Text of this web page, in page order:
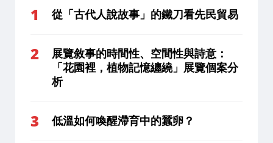
從「古代人說故事」的鐵刀看先民貿易
展覽敘事的時間性、空間性與詩意：
「花園裡，植物記憶纏繞」展覽個案分
析
低溫如何喚醒滯育中的蠶卵？